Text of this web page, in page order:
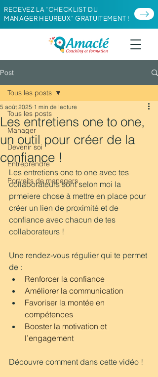
RECEVEZ LA "CHECKLIST DU
MANAGER HEUREUX" GRATUITEMENT !
Post
Tous les posts
Manager
Devenir soi
Entreprendre
Portraits de managers
Tous les posts
Les entretiens one to one,
un outil pour créer de la
confiance !
5 août 2025 1 min de lecture
Les entretiens one to one avec tes
collaborateurs sont selon moi la
prmeiere chose à mettre en place pour
créer un lien de proximité et de
confiance avec chacun de tes
collaborateurs !
Une rendez-vous régulier qui te permet
de :
Renforcer la confiance
Améliorer la communication
Favoriser la montée en
compétences
Booster la motivation et
l’engagement
Découvre comment dans cette vidéo !